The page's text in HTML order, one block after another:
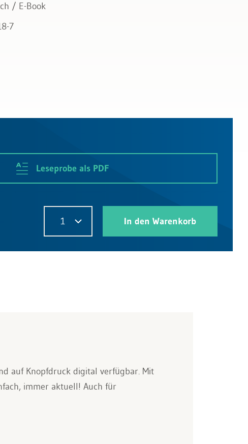
/ E-Book
7
Leseprobe als PDF
1 In den Warenkorb
auf Knopfdruck digital verfügbar. Mit
immer aktuell! Auch für